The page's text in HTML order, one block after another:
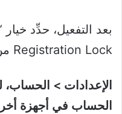
بعد التفعيل، حدِّد
Registration Lock من:
الإعدادات >
الحساب في أجهزة